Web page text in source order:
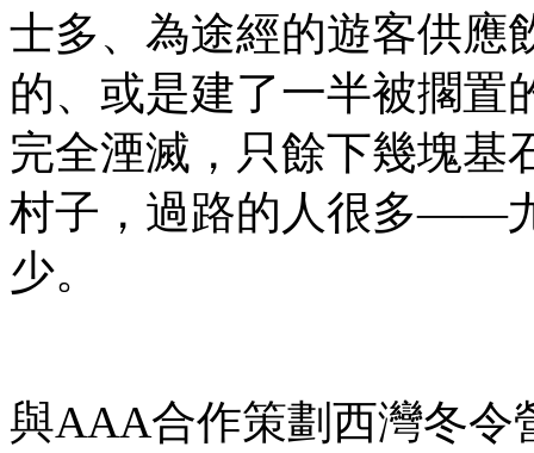
士多、為途經的遊客供應
的、或是建了一半被擱置
完全湮滅，只餘下幾塊基
村子，過路的人很多——
少。
與AAA合作策劃西灣冬令